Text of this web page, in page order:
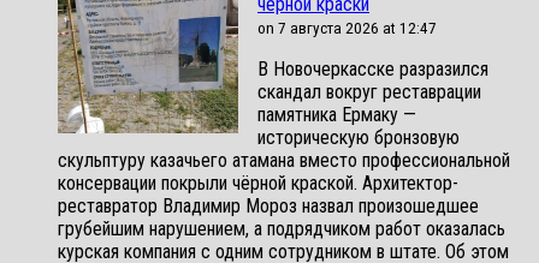
on 7 августа 2026 at 12:47
В Новочеркасске разразился
скандал вокруг реставрации
памятника Ермаку —
историческую бронзовую
скульптуру казачьего атамана вместо профессиональной
консервации покрыли чёрной краской. Архитектор-
реставратор Владимир Мороз назвал произошедшее
грубейшим нарушением, а подрядчиком работ оказалась
курская компания с одним сотрудником в штате. Об этом